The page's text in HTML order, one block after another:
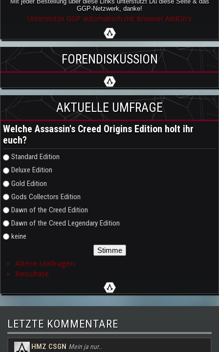
GGP-Netzwerk, danke!
Unterstütze GGP automatisch mit Browser AddOn's
FORENDISKUSSION
AKTUELLE UMFRAGE
Welche Assassin's Creed Origins Edition holt ihr
euch?
Auswahlmöglichkeiten
Standard Edition
Deluxe Edition
Gold Edition
Gods Collectors Edition
Dawn of the Creed Edition
Dawn of the Creed Legendary Edition
keine
Ältere Umfragen
Resultate
LETZTE KOMMENTARE
HMZ CSGN Mein ja nur..